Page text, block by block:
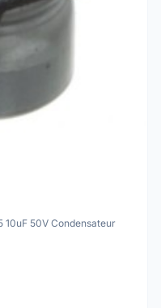
10uF 50V Condensateur